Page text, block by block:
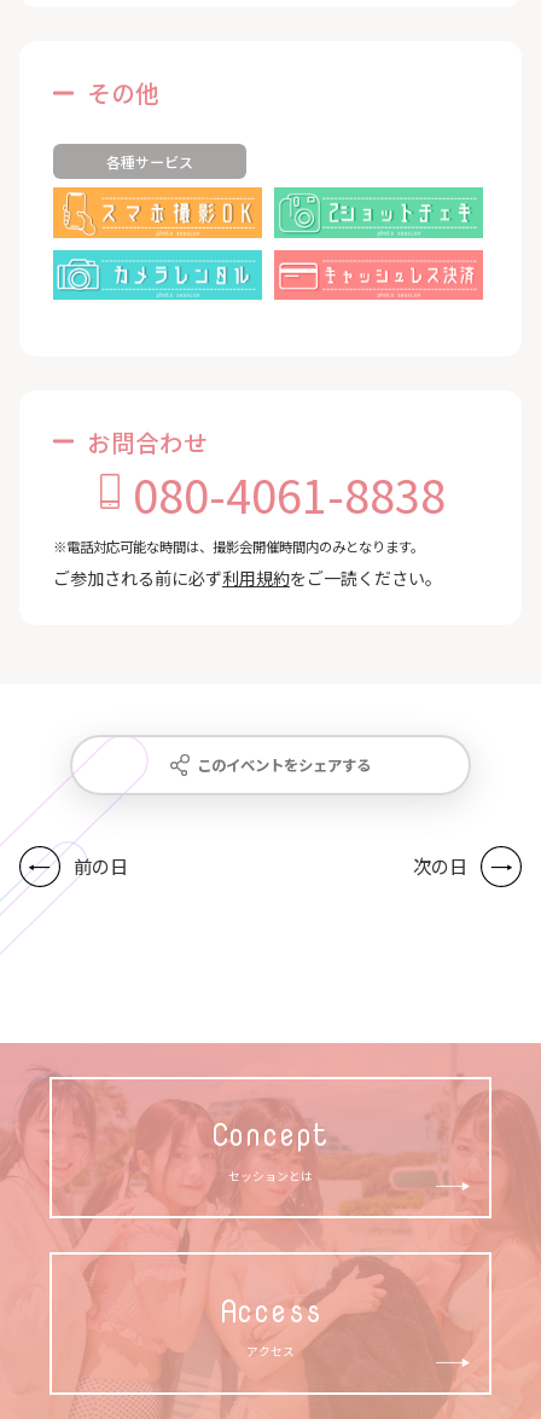
その他
各種サービス
お問合わせ
080-4061-8838
※電話対応可能な時間は、撮影会開催時間内のみとなります。
ご参加される前に必ず利用規約をご一読ください。
このイベントをシェアする
前の日 次の日
Concept
セッションとは
Access
アクセス